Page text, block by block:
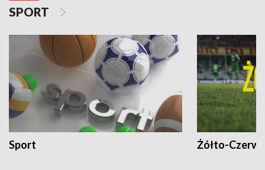
SPORT
Sport Żółto-